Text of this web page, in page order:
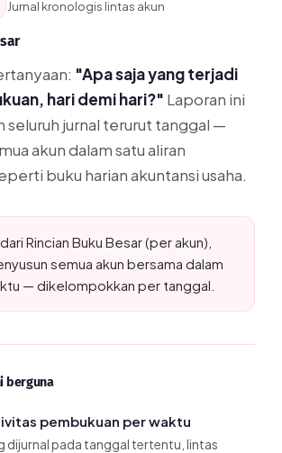
Jurnal kronologis lintas akun
"Apa saja yang terjadi
hari demi hari?" Laporan ini
seluruh jurnal terurut tanggal —
akun dalam satu aliran
buku harian akuntansi usaha.
Rincian Buku Besar (per akun),
semua akun bersama dalam
— dikelompokkan per tanggal.
berguna
pembukuan per waktu
dijurnal pada tanggal tertentu, lintas